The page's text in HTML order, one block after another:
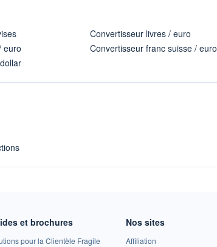
euro
Convertisseur livres / euro
Convertisseur franc suisse / euro
et brochures
pour la Clientèle Fragile
Nos sites
Affiliation